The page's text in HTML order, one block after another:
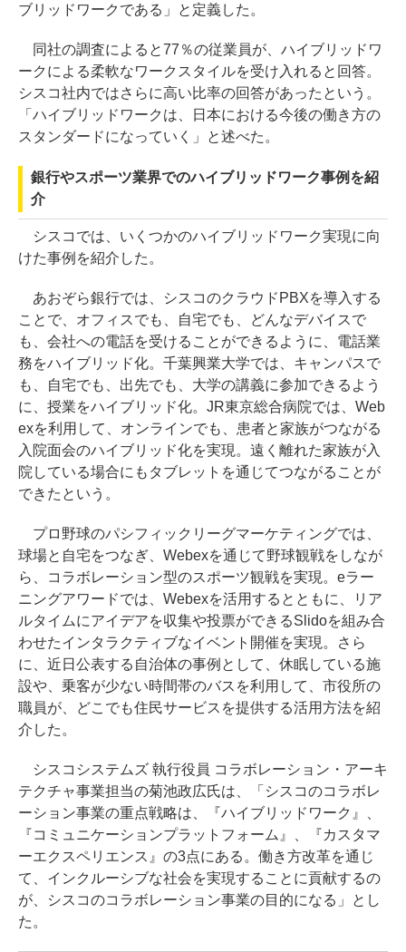
ブリッドワークである」と定義した。
同社の調査によると77％の従業員が、ハイブリッドワ
ークによる柔軟なワークスタイルを受け入れると回答。
シスコ社内ではさらに高い比率の回答があったという。
「ハイブリッドワークは、日本における今後の働き方の
スタンダードになっていく」と述べた。
銀行やスポーツ業界でのハイブリッドワーク事例を紹
介
シスコでは、いくつかのハイブリッドワーク実現に向
けた事例を紹介した。
あおぞら銀行では、シスコのクラウドPBXを導入する
ことで、オフィスでも、自宅でも、どんなデバイスで
も、会社への電話を受けることができるように、電話業
務をハイブリッド化。千葉興業大学では、キャンパスで
も、自宅でも、出先でも、大学の講義に参加できるよう
に、授業をハイブリッド化。JR東京総合病院では、Web
exを利用して、オンラインでも、患者と家族がつながる
入院面会のハイブリッド化を実現。遠く離れた家族が入
院している場合にもタブレットを通じてつながることが
できたという。
プロ野球のパシフィックリーグマーケティングでは、
球場と自宅をつなぎ、Webexを通じて野球観戦をしなが
ら、コラボレーション型のスポーツ観戦を実現。eラー
ニングアワードでは、Webexを活用するとともに、リア
ルタイムにアイデアを収集や投票ができるSlidoを組み合
わせたインタラクティブなイベント開催を実現。さら
に、近日公表する自治体の事例として、休眠している施
設や、乗客が少ない時間帯のバスを利用して、市役所の
職員が、どこでも住民サービスを提供する活用方法を紹
介した。
シスコシステムズ 執行役員 コラボレーション・アーキ
テクチャ事業担当の菊池政広氏は、「シスコのコラボレ
ーション事業の重点戦略は、『ハイブリッドワーク』、
『コミュニケーションプラットフォーム』、『カスタマ
ーエクスペリエンス』の3点にある。働き方改革を通じ
て、インクルーシブな社会を実現することに貢献するの
が、シスコのコラボレーション事業の目的になる」とし
た。